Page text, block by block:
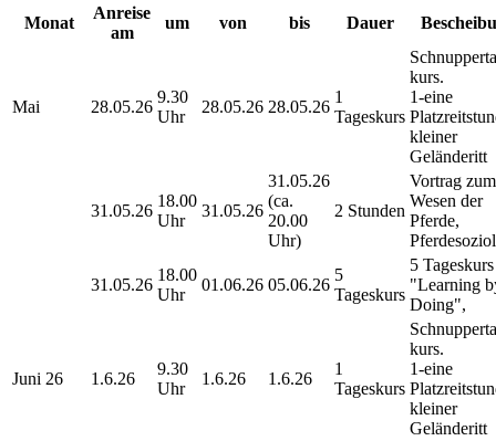
Monat
Anreise
am
um von bis Dauer
Mai 28.05.26
9.30
Uhr
28.05.26 28.05.26
1
Tageskurs
kurs.
1-eine
kleiner
Geländeritt
31.05.26
18.00
Uhr
31.05.26
31.05.26
(ca.
20.00
Uhr)
2 Stunden
Vortrag zum
Wesen der
Pferde,
31.05.26
18.00
Uhr
01.06.26 05.06.26
5
Tageskurs
5 Tageskurs
"Learning
Doing",
Juni 26 1.6.26
9.30
Uhr
1.6.26 1.6.26
1
Tageskurs
kurs.
1-eine
kleiner
Geländeritt